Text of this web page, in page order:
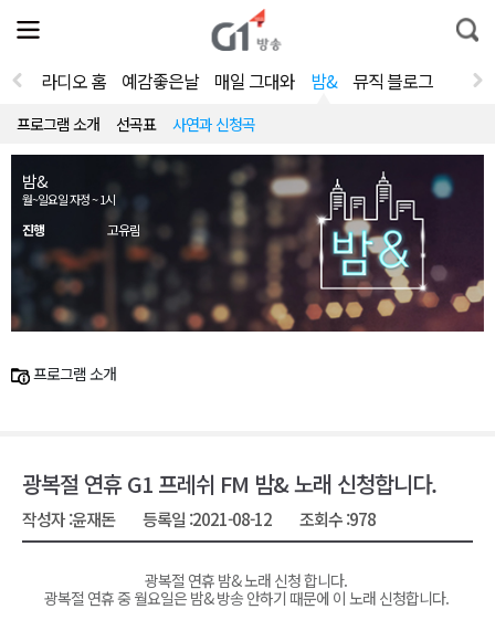
전
체
뉴
열
통
합
라디오 홈 예감좋은날 매일 그대와 밤& 뮤직 블로그
프로그램 소개 선곡표 사연과 신청곡
밤&
월~일요일 자정 ~ 1시
진행 고유림
프로그램 소개
광복절 연휴 G1 프레쉬 FM 밤& 노래 신청합니다.
작성자 :윤재돈 등록일 :2021-08-12 조회수 :978
광복절 연휴 밤& 노래 신청 합니다.
광복절 연휴 중 월요일은 밤& 방송 안하기 때문에 이 노래 신청합니다.